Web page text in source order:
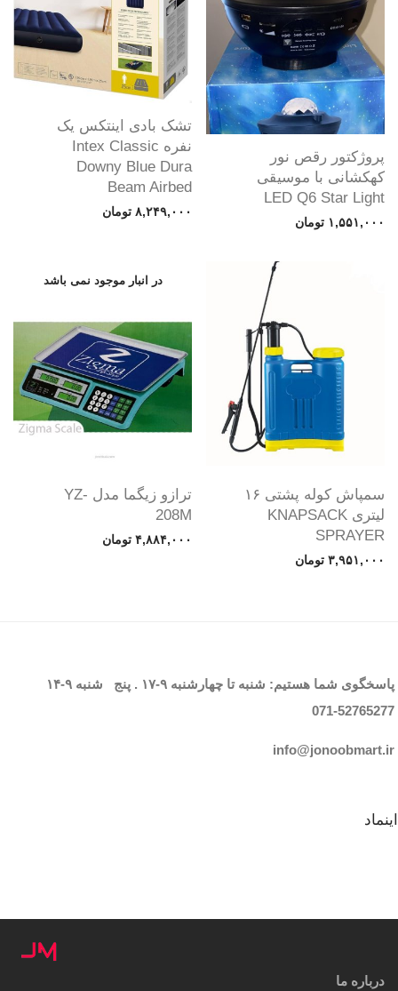
پروژکتور رقص نور
کهکشانی با موسیقی
LED Q6 Star Light
۱,۵۵۱,۰۰۰ تومان
تشک بادی اینتکس یک
نفره Intex Classic
Downy Blue Dura
Beam Airbed
۸,۲۴۹,۰۰۰ تومان
سمپاش کوله پشتی ۱۶
لیتری KNAPSACK
SPRAYER
۳,۹۵۱,۰۰۰ تومان
ترازو زیگما مدل YZ-
208M
۴,۸۸۴,۰۰۰ تومان
پاسخگوی شما هستیم: شنبه تا چهارشنبه ۹-۱۷ . پنج شنبه ۹-۱۴
071-52765277
info@jonoobmart.ir
اینماد
درباره ما